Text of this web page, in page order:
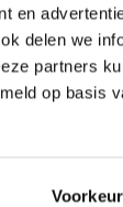
en
delen we
partners
op basis